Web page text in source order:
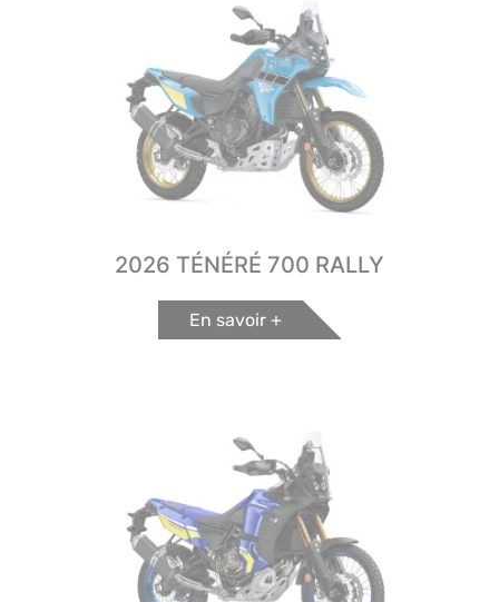
2026 TÉNÉRÉ 700 RALLY
En savoir +